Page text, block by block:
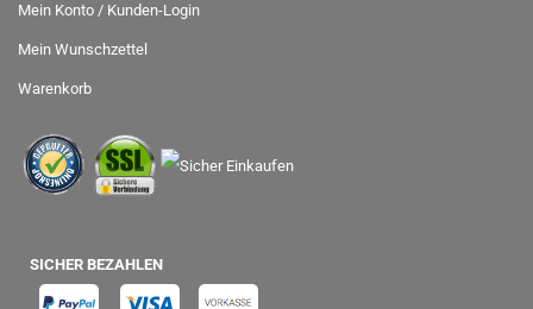
Mein Konto / Kunden-Login
Mein Wunschzettel
Warenkorb
SICHER BEZAHLEN